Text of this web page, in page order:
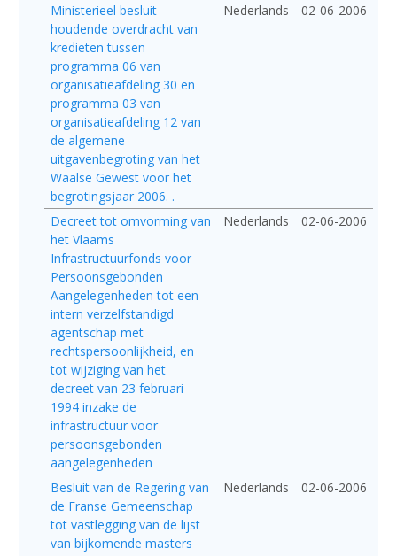
Ministerieel besluit
houdende overdracht van
kredieten tussen
programma 06 van
organisatieafdeling 30 en
programma 03 van
organisatieafdeling 12 van
de algemene
uitgavenbegroting van het
Waalse Gewest voor het
begrotingsjaar 2006. .
Nederlands 02-06-2006
Decreet tot omvorming van
het Vlaams
Infrastructuurfonds voor
Persoonsgebonden
Aangelegenheden tot een
intern verzelfstandigd
agentschap met
rechtspersoonlijkheid, en
tot wijziging van het
decreet van 23 februari
1994 inzake de
infrastructuur voor
persoonsgebonden
aangelegenheden
Nederlands 02-06-2006
Besluit van de Regering van
de Franse Gemeenschap
tot vastlegging van de lijst
van bijkomende masters
Nederlands 02-06-2006